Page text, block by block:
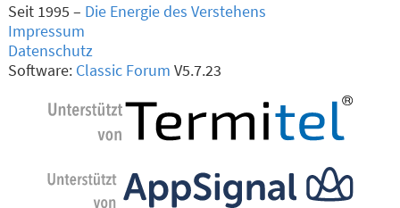
Seit 1995 – Die Energie des Verstehens
Impressum
Datenschutz
Software: Classic Forum V5.7.23